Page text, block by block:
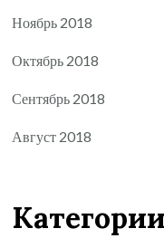
Ноябрь 2018
Октябрь 2018
Сентябрь 2018
Август 2018
Категории